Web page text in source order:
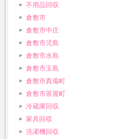
不用品回収
倉敷市
倉敷市中庄
倉敷市児島
倉敷市水島
倉敷市玉島
倉敷市真備町
倉敷市茶屋町
冷蔵庫回収
家具回収
洗濯機回収